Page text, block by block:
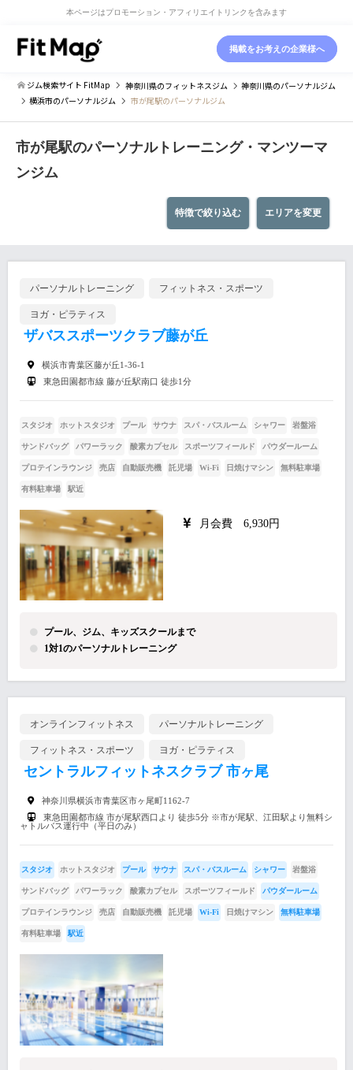
本ページはプロモーション・アフィリエイトリンクを含みます
掲載をお考えの企業様へ
ジム検索サイト FitMap 神奈川県のフィットネスジム 神奈川県のパーソナルジム
横浜市のパーソナルジム 市が尾駅のパーソナルジム
市が尾駅のパーソナルトレーニング・マンツーマ
ンジム
エリアを変更
特徴で絞り込む
パーソナルトレーニング フィットネス・スポーツ
ヨガ・ピラティス
ザバススポーツクラブ藤が丘
横浜市青葉区藤が丘1-36-1
東急田園都市線 藤が丘駅南口 徒歩1分
スタジオ ホットスタジオ プール サウナ スパ・バスルーム シャワー 岩盤浴
サンドバッグ パワーラック 酸素カプセル スポーツフィールド パウダールーム
プロテインラウンジ 売店 自動販売機 託児場 Wi-Fi 日焼けマシン 無料駐車場
有料駐車場 駅近
月会費 6,930円
プール、ジム、キッズスクールまで
1対1のパーソナルトレーニング
オンラインフィットネス パーソナルトレーニング
フィットネス・スポーツ ヨガ・ピラティス
セントラルフィットネスクラブ 市ヶ尾
神奈川県横浜市青葉区市ヶ尾町1162-7
東急田園都市線 市が尾駅西口より 徒歩5分 ※市が尾駅、江田駅より無料シ
ャトルバス運行中（平日のみ）
スタジオ ホットスタジオ プール サウナ スパ・バスルーム シャワー 岩盤浴
サンドバッグ パワーラック 酸素カプセル スポーツフィールド パウダールーム
プロテインラウンジ 売店 自動販売機 託児場 Wi-Fi 日焼けマシン 無料駐車場
有料駐車場 駅近